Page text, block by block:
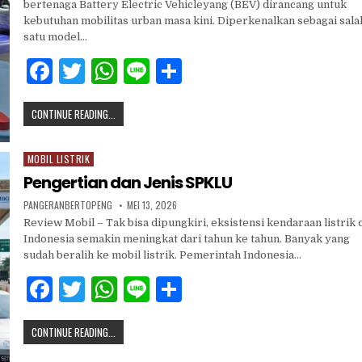
bertenaga Battery Electric Vehicleyang (BEV) dirancang untuk
kebutuhan mobilitas urban masa kini. Diperkenalkan sebagai
satu model…
F
a
c
e
b
o
o
k
T
w
it
te
r
W
h
at
A
p
p
Li S
CONTINUE READING...
Posted
in
MOBIL LISTRIK
Pengertian dan Jenis SPKLU
PANGERANBERTOPENG MEI 13, 2026
Review Mobil – Tak bisa dipungkiri, eksistensi kendaraan listrik
Indonesia semakin meningkat dari tahun ke tahun. Banyak yang
sudah beralih ke mobil listrik. Pemerintah Indonesia…
F
a
c
T
w
it
W
h
at
Li S
CONTINUE READING...